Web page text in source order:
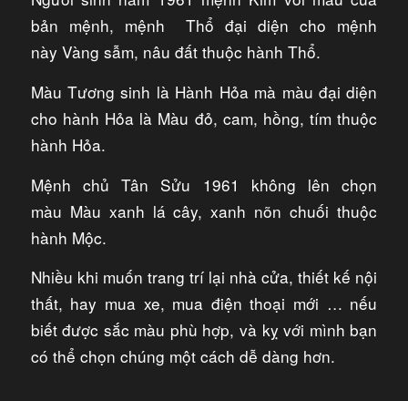
bản mệnh, mệnh Thổ đại diện cho mệnh
này Vàng sẫm, nâu đất thuộc hành Thổ.
Màu Tương sinh là Hành Hỏa mà màu đại diện
cho hành Hỏa là Màu đỏ, cam, hồng, tím thuộc
hành Hỏa.
Mệnh chủ Tân Sửu 1961 không lên chọn
màu Màu xanh lá cây, xanh nõn chuối thuộc
hành Mộc.
Nhiều khi muốn trang trí lại nhà cửa, thiết kế nội
thất, hay mua xe, mua điện thoại mới … nếu
biết được sắc màu phù hợp, và kỵ với mình bạn
có thể chọn chúng một cách dễ dàng hơn.